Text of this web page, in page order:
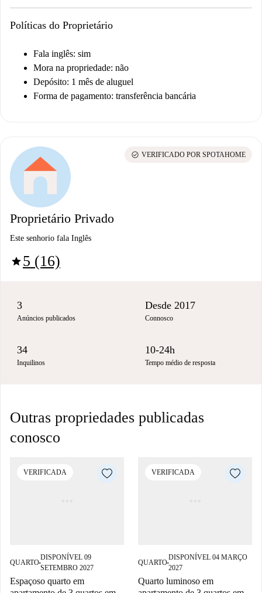
Políticas do Proprietário
Fala inglês: sim
Mora na propriedade: não
Depósito: 1 mês de aluguel
Forma de pagamento: transferência bancária
Proprietário Privado
Este senhorio fala Inglês
star5 (16)
check_circle VERIFICADO POR SPOTAHOME
3
Anúncios publicados
Desde 2017
Connosco
34
Inquilinos
10-24h
Tempo médio de resposta
Outras propriedades publicadas
conosco
VERIFICADA
QUARTO■
DISPONÍVEL 09
SETEMBRO 2027
Espaçoso quarto em
VERIFICADA
QUARTO■
DISPONÍVEL 04 MARÇO
2027
Quarto luminoso em